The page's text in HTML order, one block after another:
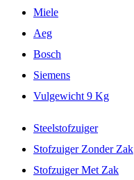
Miele
Aeg
Bosch
Siemens
Vulgewicht 9 Kg
Steelstofzuiger
Stofzuiger Zonder Zak
Stofzuiger Met Zak